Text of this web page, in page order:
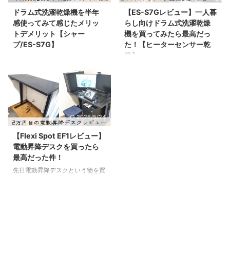
子なわけがない。それに、酷評だ
け書いて終わってしまうと、アー
ロンチェア信者の方に消されそ
う。というわけで、この記事では
個人的に良かった部分を書いてい
い。 酷評記事はこちら▼
https://otimusya24 ...
25万。無理。そんな貧乏人がな
んでそんな高い椅子を買ったのか
というと、作業のモチベーション
を上げるためだ。ここ最近、以前
より自宅での作業時間が長くなっ
てきた為、座って作業することが
ドラム式洗濯乾燥機を半年
感使ってみて感じたメリッ
トデメリット【シャー
プ/ES-S7G】
すが、改めて半年使ってみてどう
なん！？ってとこについて追記と
して書いて行こうと思います。
何せ高い買い物なので、しばらく
使ってみての感想を知りたい人も
いる人は是非参考にしてみてくだ
さい。 リンク ちなみに以前の書
いた最初の記事はこちら▼ シャ
ープのドラム式洗濯乾燥機、ES-
【ES-S7Gレビュー】一人暮
らし向けドラム式洗濯乾燥
機を買ってみたら最高だっ
た！【ヒーターセンサー乾
燥】
2026/5/24
【Flexi Spot EF1レビュー】
電動昇降デスクを買ったら
最高だった件！
先日電動昇降デスクという物を買